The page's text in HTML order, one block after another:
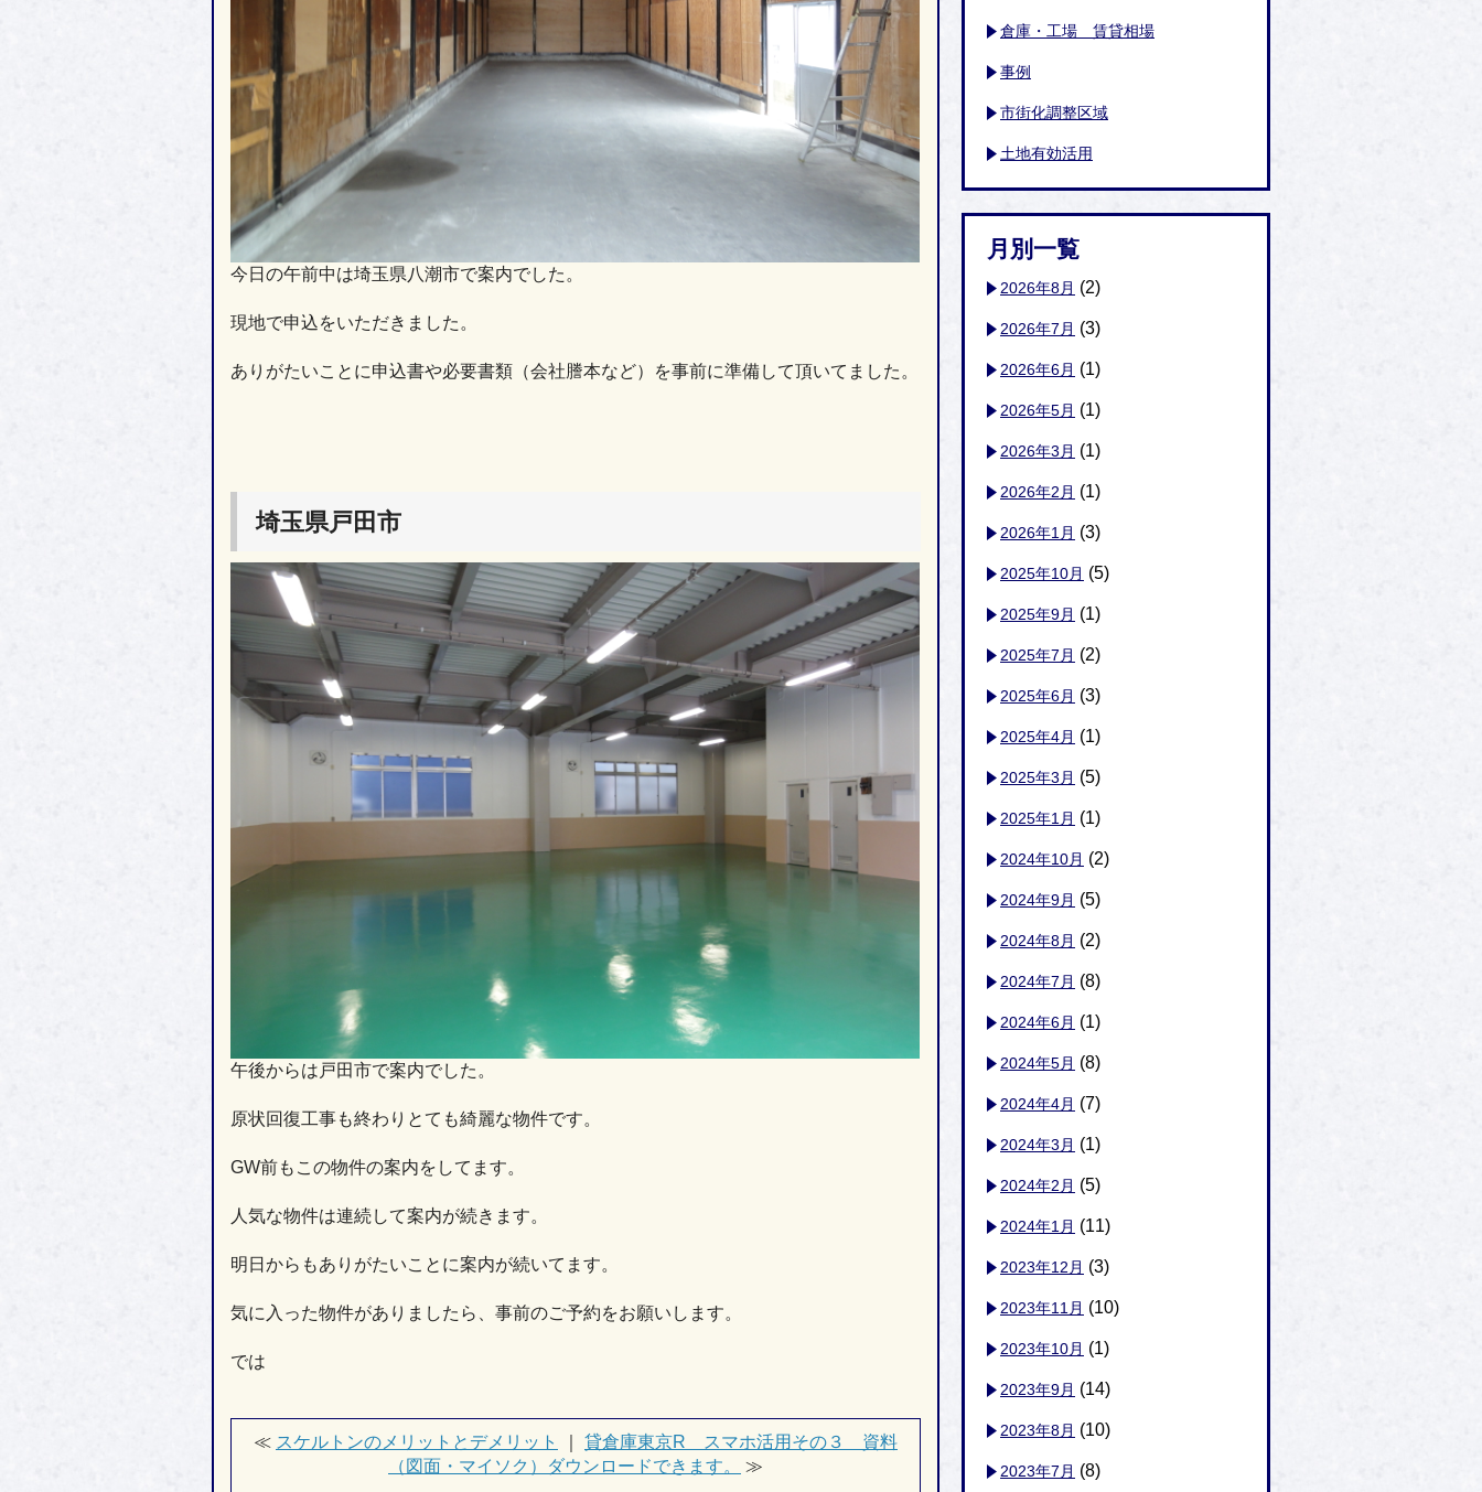
今日の午前中は埼玉県八潮市で案内でした。
現地で申込をいただきました。
ありがたいことに申込書や必要書類（会社謄本など）を事前に準備して頂いてました。
埼玉県戸田市
午後からは戸田市で案内でした。
原状回復工事も終わりとても綺麗な物件です。
GW前もこの物件の案内をしてます。
人気な物件は連続して案内が続きます。
明日からもありがたいことに案内が続いてます。
気に入った物件がありましたら、事前のご予約をお願いします。
では
≪ スケルトンのメリットとデメリット
貸倉庫東京R スマホ活用その３ 資料
（図面・マイソク）ダウンロードできます。
≫
倉庫・工場 賃貸相場
事例
市街化調整区域
土地有効活用
月別一覧
2026年8月 (2)
2026年7月 (3)
2026年6月 (1)
2026年5月 (1)
2026年3月 (1)
2026年2月 (1)
2026年1月 (3)
2025年10月 (5)
2025年9月 (1)
2025年7月 (2)
2025年6月 (3)
2025年4月 (1)
2025年3月 (5)
2025年1月 (1)
2024年10月 (2)
2024年9月 (5)
2024年8月 (2)
2024年7月 (8)
2024年6月 (1)
2024年5月 (8)
2024年4月 (7)
2024年3月 (1)
2024年2月 (5)
2024年1月 (11)
2023年12月 (3)
2023年11月 (10)
2023年10月 (1)
2023年9月 (14)
2023年8月 (10)
2023年7月 (8)